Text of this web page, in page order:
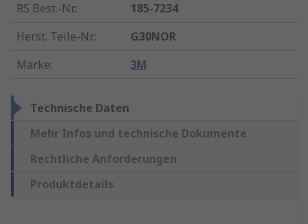
RS Best.-Nr.:
185-7234
Herst. Teile-Nr.:
G30NOR
Marke: 3M
Technische Daten
Mehr Infos und technische Dokumente
Rechtliche Anforderungen
Produktdetails